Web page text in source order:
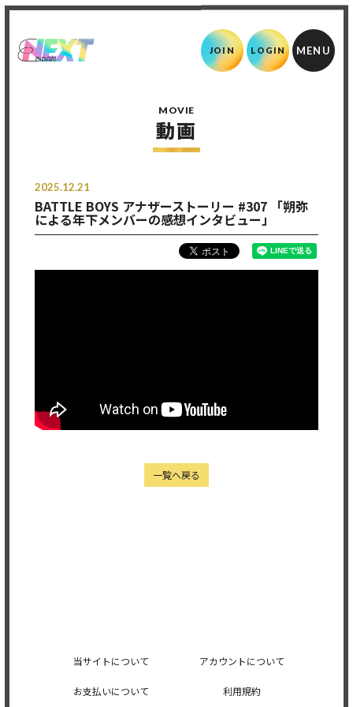
JOIN LOGIN
MOVIE
動画
2025.12.21
BATTLE BOYS アナザーストーリー #307 「朔弥
による年下メンバーの感想インタビュー」
一覧へ戻る
当サイトについて アカウントについて
お支払いについて 利用規約